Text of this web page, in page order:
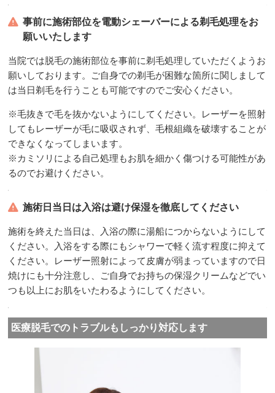
事前に施術部位を電動シェーバーによる剃毛処理をお
願いいたします
当院では脱毛の施術部位を事前に剃毛処理していただくようお
願いしております。ご自身での剃毛が困難な箇所に関しまして
は当日剃毛を行うことも可能ですのでご安心ください。
※毛抜きで毛を抜かないようにしてください。レーザーを照射
してもレーザーが毛に吸収されず、毛根組織を破壊することが
できなくなってしまいます。
※カミソリによる自己処理もお肌を細かく傷つける可能性があ
るのでお避けください。
施術日当日は入浴は避け保湿を徹底してください
施術を終えた当日は、入浴の際に湯船につからないようにして
ください。入浴をする際にもシャワーで軽く流す程度に抑えて
ください。レーザー照射によって皮膚が弱まっていますので日
焼けにも十分注意し、ご自身でお持ちの保湿クリームなどでい
つも以上にお肌をいたわるようにしてください。
医療脱毛でのトラブルもしっかり対応します